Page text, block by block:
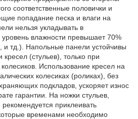
соответственные половички и
попадание песка и влаги на
нельзя укладывать в
влажности превышает 70%
и тд.). Напольные панели устойчивы
(стульев), только при
Использование кресел на
колесиках (роликах), без
подкладов, ускоряет износ
гарантии. На ножки стульев,
приклеивать
временами необходимо